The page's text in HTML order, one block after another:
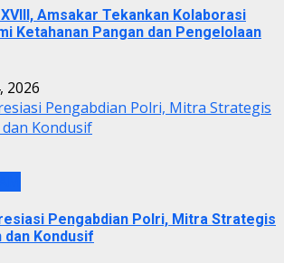
XVIII, Amsakar Tekankan Kolaborasi
Ketahanan Pangan dan Pengelolaan
2026
Pengabdian Polri, Mitra Strategis
dan Kondusif
Pengabdian Polri, Mitra Strategis
dan Kondusif